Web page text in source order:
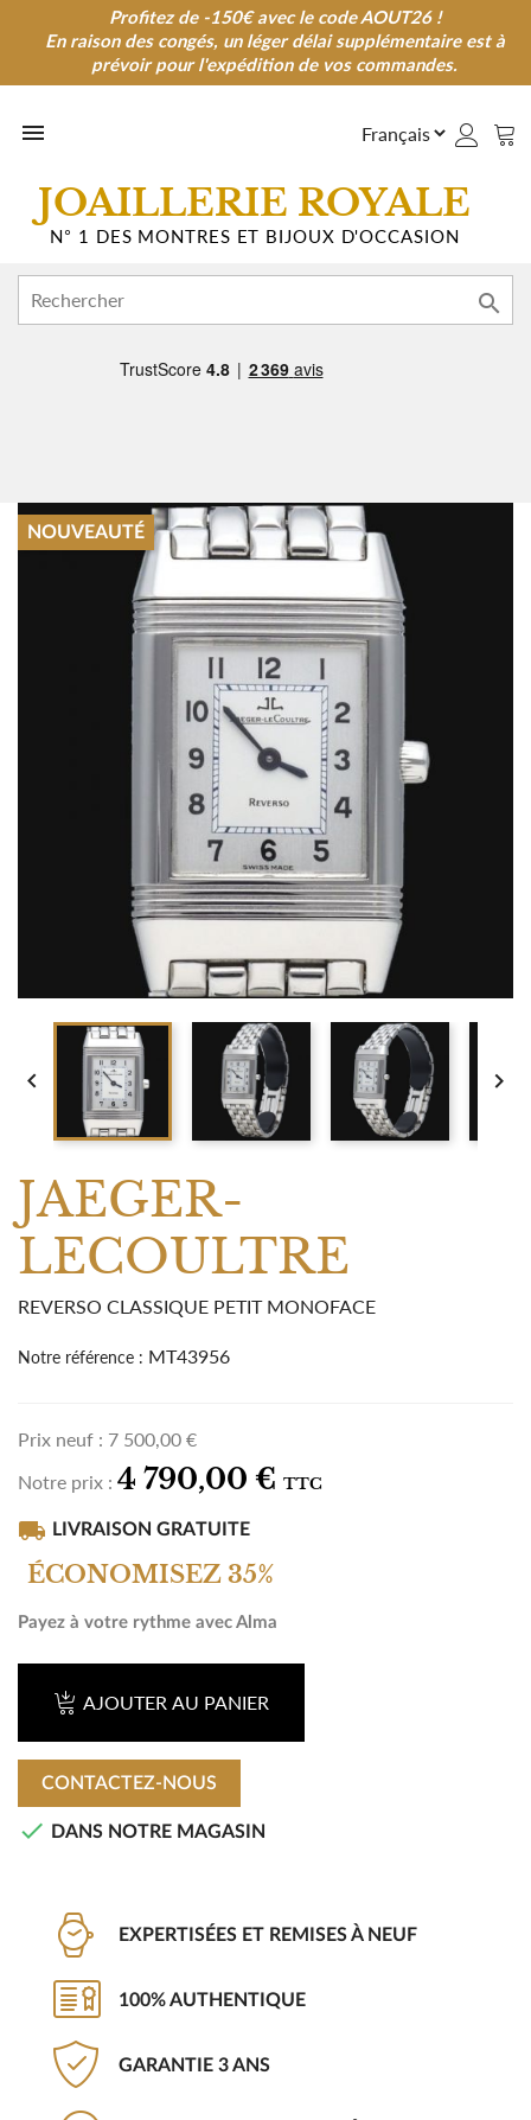
Profitez de -150€ avec le code AOUT26 !
En raison des congés, un léger délai supplémentaire est à
prévoir pour l'expédition de vos commandes.
Profitez de -150€ avec le code AOUT26 !
En raison des congés, un léger délai supplémentaire est à
prévoir pour l'expédition de vos commandes.

JOAILLERIE ROYALE
N° 1 DES MONTRES ET BIJOUX D'OCCASION

NOUVEAUTÉ
 
JAEGER-
LECOULTRE
REVERSO CLASSIQUE PETIT MONOFACE
Notre référence : MT43956
Prix neuf : 7 500,00 €
Notre prix : 4 790,00 € TTC
local_shipping LIVRAISON GRATUITE
ÉCONOMISEZ 35%
Payez à votre rythme avec Alma
AJOUTER AU PANIER
CONTACTEZ-NOUS
 DANS NOTRE MAGASIN
EXPERTISÉES ET REMISES À NEUF
100% AUTHENTIQUE
GARANTIE 3 ANS